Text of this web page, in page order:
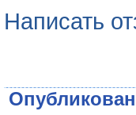
Написать